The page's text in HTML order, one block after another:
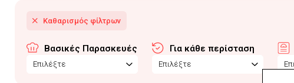
Βασικές Παρασκευές
Επιλέξτε
Για κάθε περίσταση
Επιλέξτε